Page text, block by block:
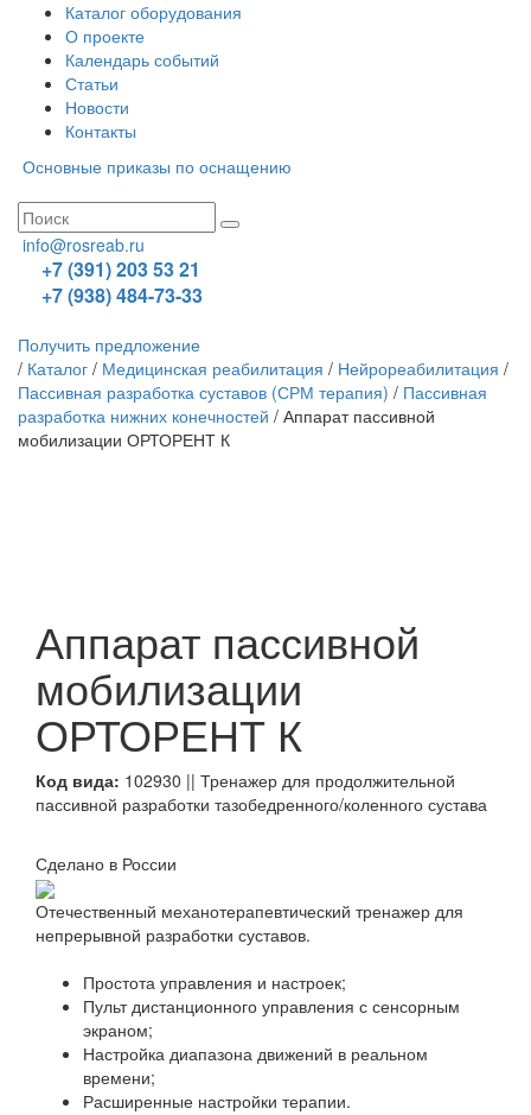
Каталог оборудования
О проекте
Календарь событий
Статьи
Новости
Контакты
Основные приказы по оснащению
info@rosreab.ru
+7 (391) 203 53 21
+7 (938) 484-73-33
Получить предложение
/ Каталог / Медицинская реабилитация / Нейрореабилитация /
Пассивная разработка суставов (СРМ терапия) / Пассивная
разработка нижних конечностей / Аппарат пассивной
мобилизации ОРТОРЕНТ К
Аппарат пассивной
мобилизации
ОРТОРЕНТ К
Код вида: 102930 || Тренажер для продолжительной
пассивной разработки тазобедренного/коленного сустава
Сделано в России
Отечественный механотерапевтический тренажер для
непрерывной разработки суставов.
Простота управления и настроек;
Пульт дистанционного управления с сенсорным
экраном;
Настройка диапазона движений в реальном
времени;
Расширенные настройки терапии.